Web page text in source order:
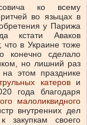
ко всему
во языцах в
у Парижа
кстати Аваков
что в Украине тоже
сделало
но лишний раз
этом празднике
катерови
года благодаря
малоликвидного
внутренних дел
закупкам своего